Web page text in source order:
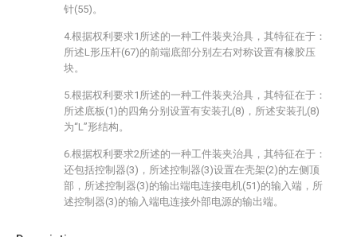
针(55)。
4.根据权利要求1所述的一种工件装夹治具，其特征在于：
所述L形压杆(67)的前端底部分别左右对称设置有橡胶压
块。
5.根据权利要求1所述的一种工件装夹治具，其特征在于：
所述底板(1)的四角分别设置有安装孔(8)，所述安装孔(8)
为“L”形结构。
6.根据权利要求2所述的一种工件装夹治具，其特征在于：
还包括控制器(3)，所述控制器(3)设置在壳架(2)的左侧顶
部，所述控制器(3)的输出端电连接电机(51)的输入端，所
述控制器(3)的输入端电连接外部电源的输出端。